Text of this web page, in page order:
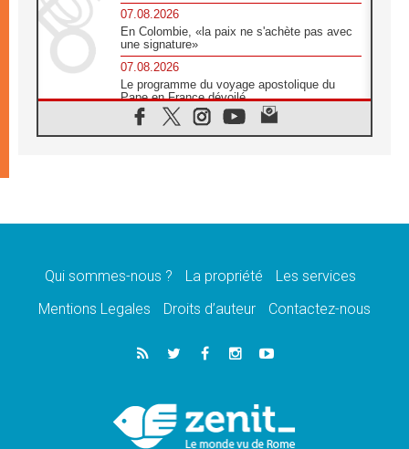
07.08.2026
En Colombie, «la paix ne s'achète pas avec
une signature»
07.08.2026
Le programme du voyage apostolique du
Pape en France dévoilé
07.08.2026
1ère Conférence continentale sur l'éducation
07.08.2026
07.08.2026
lancement des «dix jours de prière pour la
06.08.2026
Préparatifs des JMJ 2027 à Séoul: «c'est
Chrétiens et confucéens: respect et sagesse
pour relever les «défis urgents»
Qui sommes-nous ? La propriété
Les services
Mentions Legales
Droits d’auteur Contactez-nous